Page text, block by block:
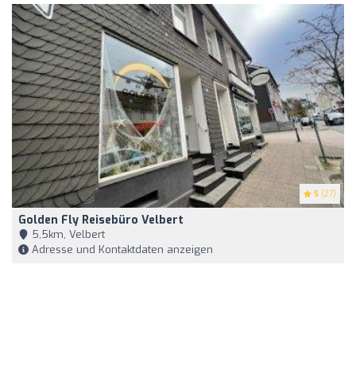
5 (27)
Golden Fly Reisebüro Velbert
5,5km, Velbert
Adresse und Kontaktdaten anzeigen